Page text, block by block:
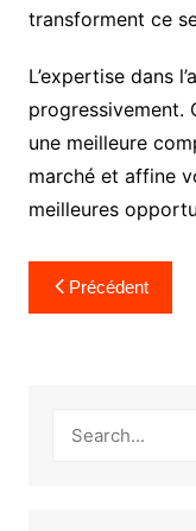
transforment ce
L’expertise dans
progressivement.
une meilleure
marché et affine
meilleures
Navigation
de
Précédent